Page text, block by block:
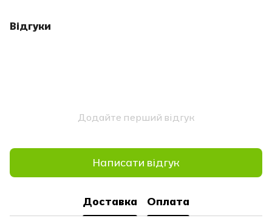
Відгуки
Додайте перший відгук
Написати відгук
Доставка Оплата